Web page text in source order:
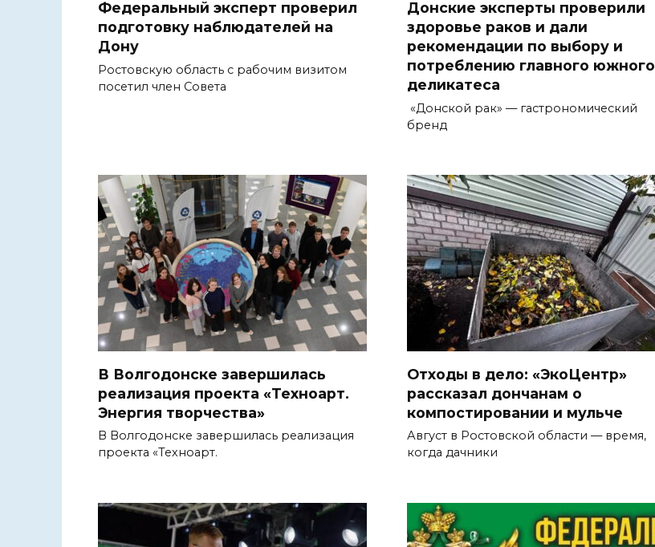
Федеральный эксперт проверил
подготовку наблюдателей на
Дону
Ростовскую область с рабочим визитом
посетил член Совета
Донские эксперты проверили
здоровье раков и дали
рекомендации по выбору и
потреблению главного южного
деликатеса
«Донской рак» — гастрономический
бренд
В Волгодонске завершилась
реализация проекта «Техноарт.
Энергия творчества»
В Волгодонске завершилась реализация
проекта «Техноарт.
Отходы в дело: «ЭкоЦентр»
рассказал дончанам о
компостировании и мульче
Август в Ростовской области — время,
когда дачники